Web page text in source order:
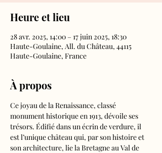
Heure et lieu
28 avr. 2025, 14:00 – 17 juin 2025, 18:30
Haute-Goulaine, All. du Château, 44115
Haute-Goulaine, France
À propos
Ce joyau de la Renaissance, classé
monument historique en 1913, dévoile ses
trésors. Édifié dans un écrin de verdure, il
est l’unique château qui, par son histoire et
son architecture, lie la Bretagne au Val de